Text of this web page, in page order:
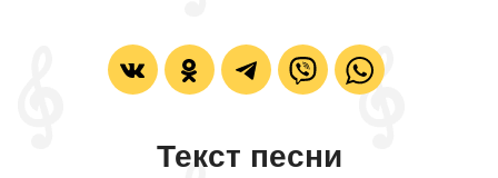
Текст песни